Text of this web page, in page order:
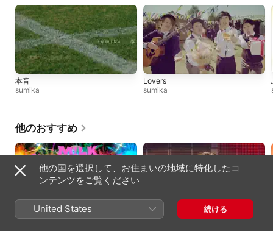
本音
sumika
Lovers
sumika
他のおすすめ
爆裂愛してる
好きすぎて滅! (from M!LK ARENA
他の国を選択して、お住まいの地域に特化したコ
ンテンツをご覧ください
United States 続ける